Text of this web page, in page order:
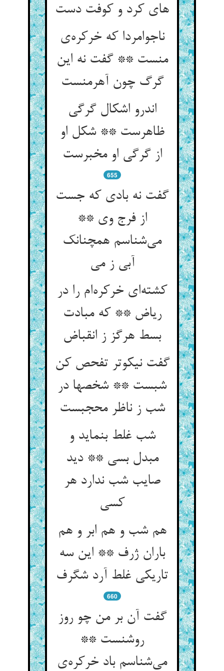
های کرد و کوفت دست
ناجوامردا که خرکره‌ی
منست ** گفت نه این
گرگ چون آهرمنست
اندرو اشکال گرگی
ظاهرست ** شکل او
از گرگی او مخبرست
655
گفت نه بادی که جست
از فرج وی **
می‌شناسم همچنانک
آبی ز می
کشته‌ای خرکره‌ام را در
ریاض ** که مبادت
بسط هرگز ز انقباض
گفت نیکوتر تفحص کن
شبست ** شخصها در
شب ز ناظر محجبست
شب غلط بنماید و
مبدل بسی ** دید
صایب شب ندارد هر
کسی
هم شب و هم ابر و هم
باران ژرف ** این سه
تاریکی غلط آرد شگرف
660
گفت آن بر من چو روز
روشنست **
می‌شناسم باد خرکره‌ی